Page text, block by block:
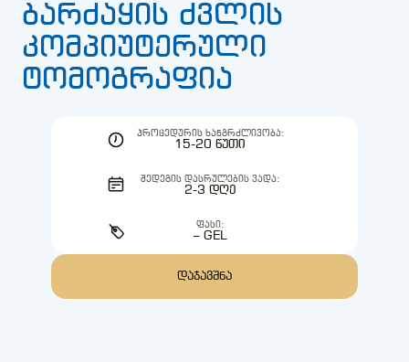
ბარძაყის ძვლის
კომპიუტერული
ტომოგრაფია
ᲞᲠᲝᲪᲔᲓᲣᲠᲘᲡ ᲮᲐᲜᲒᲠᲫᲚᲘᲕᲝᲑᲐ:
15-20 ᲬᲣᲗᲘ
ᲨᲔᲓᲔᲒᲘᲡ ᲓᲐᲡᲠᲣᲚᲔᲑᲘᲡ ᲕᲐᲓᲐ:
2-3 ᲓᲦᲔ
ᲤᲐᲡᲘ:
– GEL
ᲓᲐᲯᲐᲕᲨᲜᲐ